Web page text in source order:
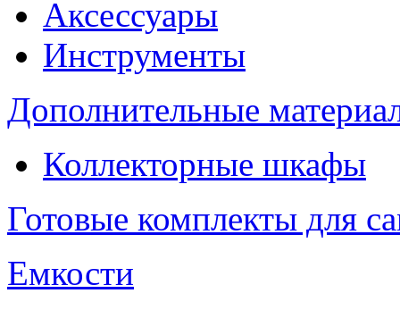
Аксессуары
Инструменты
Дополнительные
Коллекторные шкафы
Готовые комплекты для
Емкости